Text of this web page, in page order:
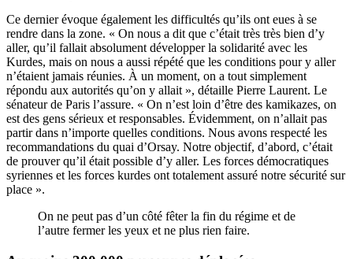
Ce dernier évoque également les difficultés qu’ils ont eues à se
rendre dans la zone. « On nous a dit que c’était très très bien d’y
aller, qu’il fallait absolument développer la solidarité avec les
Kurdes, mais on nous a aussi répété que les conditions pour y aller
n’étaient jamais réunies. À un moment, on a tout simplement
répondu aux autorités qu’on y allait », détaille Pierre Laurent. Le
sénateur de Paris l’assure. « On n’est loin d’être des kamikazes, on
est des gens sérieux et responsables. Évidemment, on n’allait pas
partir dans n’importe quelles conditions. Nous avons respecté les
recommandations du quai d’Orsay. Notre objectif, d’abord, c’était
de prouver qu’il était possible d’y aller. Les forces démocratiques
syriennes et les forces kurdes ont totalement assuré notre sécurité sur
place ».
On ne peut pas d’un côté fêter la fin du régime et de
l’autre fermer les yeux et ne plus rien faire.